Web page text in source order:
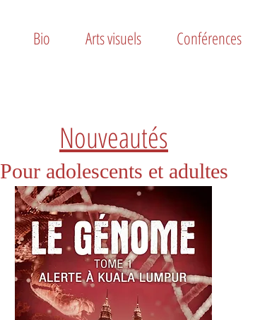
Bio Arts visuels Conférences
Nouveautés
Pour adolescents et adultes